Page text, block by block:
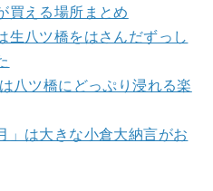
買える場所まとめ
生八ツ橋をはさんだずっし
八ツ橋にどっぷり浸れる楽
」は大きな小倉大納言がお